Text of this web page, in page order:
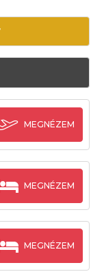
MEGNÉZEM
MEGNÉZEM
MEGNÉZEM